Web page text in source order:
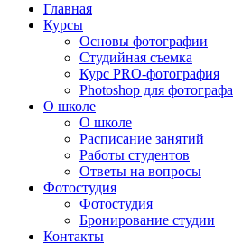
Главная
Курсы
Основы фотографии
Студийная съемка
Курс PRO-фотография
Photoshop для фотографа
О школе
О школе
Расписание занятий
Работы студентов
Ответы на вопросы
Фотостудия
Фотостудия
Бронирование студии
Контакты